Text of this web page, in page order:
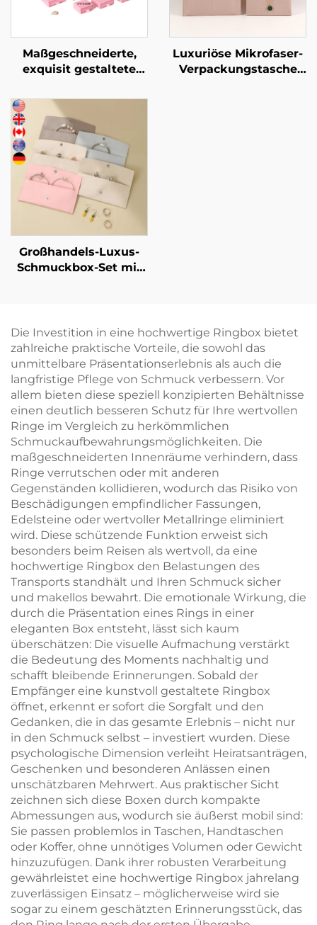
Maßgeschneiderte,
exquisit gestaltete
mit Signatur-Design –
starre
Kartonverpackung für
Schmuckornamente,
exklusive Artefakt-Box
für Schmuck,
Halsketten und Ringe
Luxuriöse Mikrofaser-
Verpackungstasche
Großhandels-Luxus-
Schmuckbox-Set mit
Ohrringe mit
Schublade,
personalisierte
Geschenkbox im
Großpack
Die Investition in eine hochwertige Ringbox bietet
zahlreiche praktische Vorteile, die sowohl das
unmittelbare Präsentationserlebnis als auch die
langfristige Pflege von Schmuck verbessern. Vor
allem bieten diese speziell konzipierten Behältnisse
einen deutlich besseren Schutz für Ihre wertvollen
Ringe im Vergleich zu herkömmlichen
Schmuckaufbewahrungsmöglichkeiten. Die
maßgeschneiderten Innenräume verhindern, dass
Ringe verrutschen oder mit anderen
Gegenständen kollidieren, wodurch das Risiko von
Beschädigungen empfindlicher Fassungen,
Edelsteine oder wertvoller Metallringe eliminiert
wird. Diese schützende Funktion erweist sich
besonders beim Reisen als wertvoll, da eine
hochwertige Ringbox den Belastungen des
Transports standhält und Ihren Schmuck sicher
und makellos bewahrt. Die emotionale Wirkung, die
durch die Präsentation eines Rings in einer
eleganten Box entsteht, lässt sich kaum
überschätzen: Die visuelle Aufmachung verstärkt
die Bedeutung des Moments nachhaltig und
schafft bleibende Erinnerungen. Sobald der
Empfänger eine kunstvoll gestaltete Ringbox
öffnet, erkennt er sofort die Sorgfalt und den
Gedanken, die in das gesamte Erlebnis – nicht nur
in den Schmuck selbst – investiert wurden. Diese
psychologische Dimension verleiht Heiratsanträgen,
Geschenken und besonderen Anlässen einen
unschätzbaren Mehrwert. Aus praktischer Sicht
zeichnen sich diese Boxen durch kompakte
Abmessungen aus, wodurch sie äußerst mobil sind:
Sie passen problemlos in Taschen, Handtaschen
oder Koffer, ohne unnötiges Volumen oder Gewicht
hinzuzufügen. Dank ihrer robusten Verarbeitung
gewährleistet eine hochwertige Ringbox jahrelang
zuverlässigen Einsatz – möglicherweise wird sie
sogar zu einem geschätzten Erinnerungsstück, das